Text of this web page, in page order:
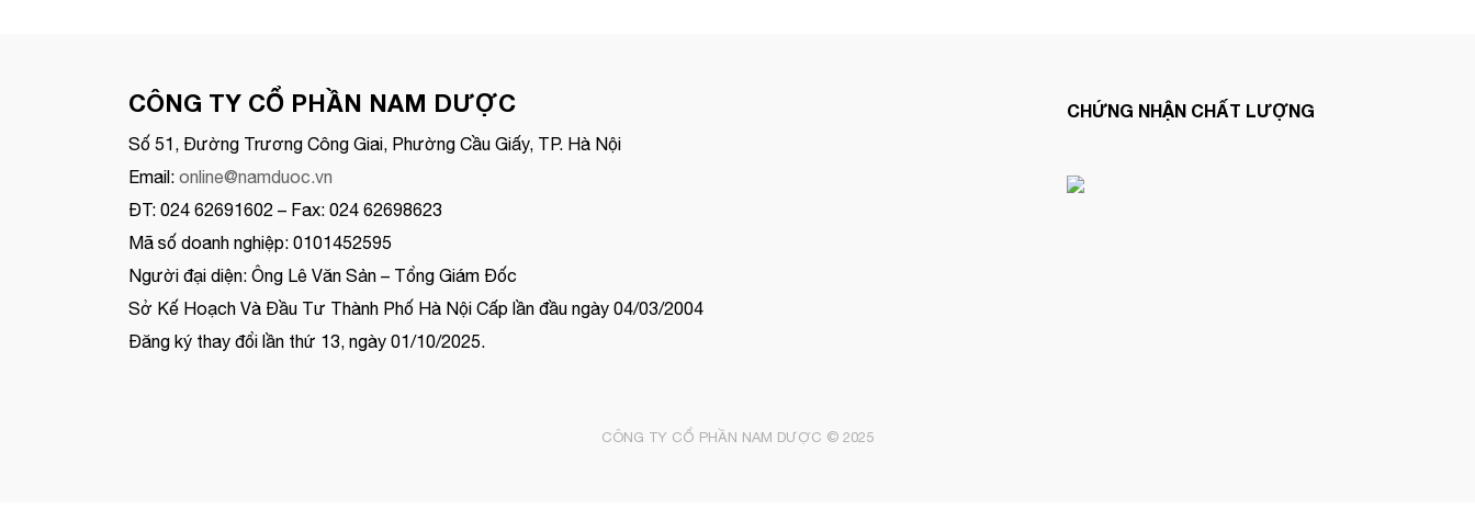
CÔNG TY CỔ PHẦN NAM DƯỢC
Số 51, Đường Trương Công Giai, Phường Cầu Giấy, TP. Hà Nội
Email: online@namduoc.vn
ĐT: 024 62691602 – Fax: 024 62698623
Mã số doanh nghiệp: 0101452595
Người đại diện: Ông Lê Văn Sản – Tổng Giám Đốc
Sở Kế Hoạch Và Đầu Tư Thành Phố Hà Nội Cấp lần đầu ngày 04/03/2004
Đăng ký thay đổi lần thứ 13, ngày 01/10/2025.
CHỨNG NHẬN CHẤT LƯỢNG
CÔNG TY CỔ PHẦN NAM DƯỢC © 2025